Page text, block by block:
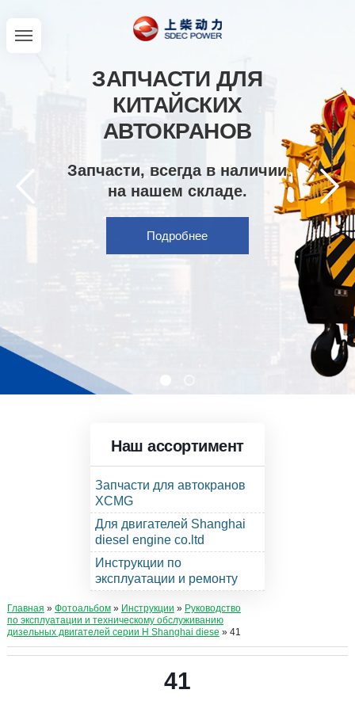
ЗАПЧАСТИ ДЛЯ
КИТАЙСКИХ
АВТОКРАНОВ
Запчасти, всегда в наличии
на нашем складе.
Подробнее
Наш ассортимент
Запчасти для автокранов
XCMG
Для двигателей Shanghai
diesel engine co.ltd
Инструкции по
эксплуатации и ремонту
Главная » Фотоальбом» Инструкции » Руководство
по эксплуатации и техническому обслуживанию
дизельных двигателей серии Н Shanghai diese » 41
41